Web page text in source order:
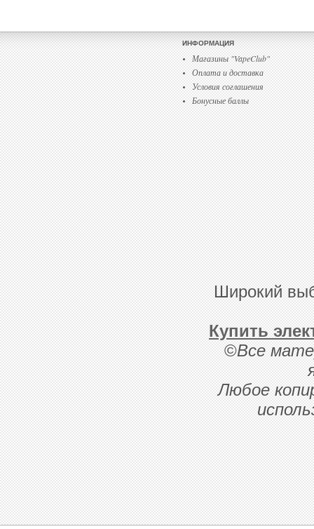
ИНФОРМАЦИЯ
Магазины "VapeClub"
Оплата и доставка
Условия соглашения
Бонусные баллы
Широкий
Купить
©Все
Любое